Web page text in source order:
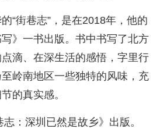
“街巷志”，是在2018年，他的
写》一书出版。书中书写了北方
滴、在深生活的感悟，字里行
岭南地区一些独特的风味，充
的真实感。
：深圳已然是故乡》出版。